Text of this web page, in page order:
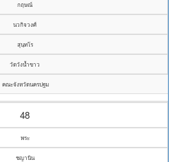
กฤษณ์
นวกิจวงศ์
สุนฺทโร
วัดวังน้ำขาว
คณะจังหวัดนครปฐม
48
พระ
ชญานิน